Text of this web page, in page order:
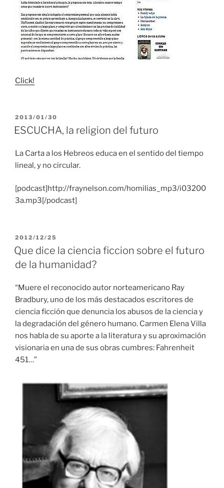
Click!
PUBLICADO
EL
2013/01/30
ESCUCHA, la religion del futuro
La Carta a los Hebreos educa en el sentido del tiempo
lineal, y no circular.
[podcast]http://fraynelson.com/homilias_mp3/i03200
3a.mp3[/podcast]
PUBLICADO
EL
2012/12/25
Que dice la ciencia ficcion sobre el futuro
de la humanidad?
“Muere el reconocido autor norteamericano Ray
Bradbury, uno de los más destacados escritores de
ciencia ficción que denuncia los abusos de la ciencia y
la degradación del género humano. Carmen Elena Villa
nos habla de su aporte a la literatura y su aproximación
visionaria en una de sus obras cumbres: Fahrenheit
451…”